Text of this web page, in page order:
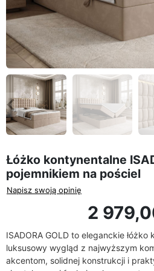
Poprzedni
Łóżko kontynentalne
pojemnikiem na pościel
Napisz swoją opinię
2
ISADORA GOLD to eleganckie
luksusowy wygląd z najwyższym
akcentom, solidnej konstrukcji i